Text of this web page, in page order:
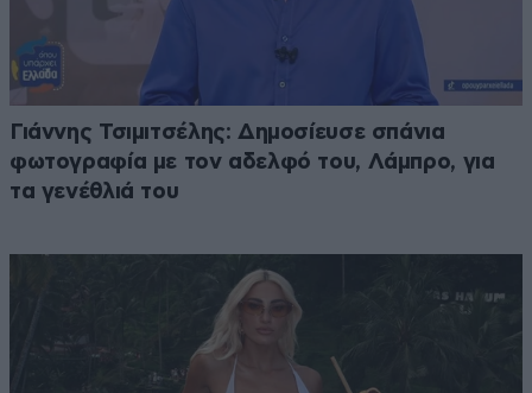
Γιάννης Τσιμιτσέλης: Δημοσίευσε σπάνια
φωτογραφία με τον αδελφό του, Λάμπρο, για
τα γενέθλιά του